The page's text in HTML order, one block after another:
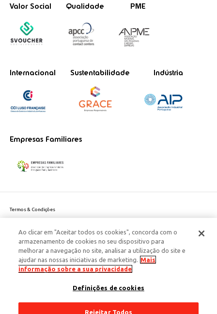
Valor Social Qualidade PME
Internacional Sustentabilidade Indústria
Empresas Familiares
Termos & Condições
Politica de Cookies
Política de Privacidade Dados Pessoais
Responsabilidade Social Corporativa
Este site é protegido pelo reCAPTCHA e aplicam-se a
da Google.
Ao clicar em "Aceitar todos os cookies", concorda com o
armazenamento de cookies no seu dispositivo para
melhorar a navegação no site, analisar a utilização do site e
ajudar nas nossas iniciativas de marketing. Mais
informação sobre a sua privacidade
Definições de cookies
Rejeitar Todos